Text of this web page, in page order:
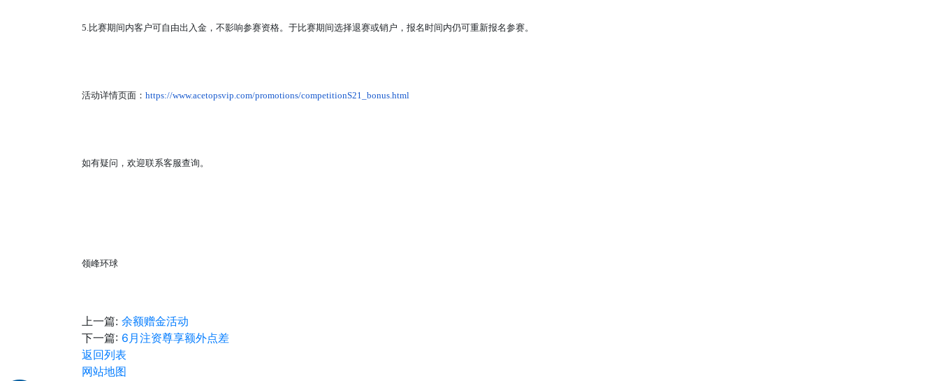
5.比赛期间内客户可自由出入金，不影响参赛资格。于比赛期间选择退赛或销户，报名时间内仍可重新报名参赛。
活动详情页面： https://www.acetopsvip.com/promotions/competitionS21_bonus.html
如有疑问，欢迎联系客服查询。
领峰环球
上一篇: 余额赠金活动
下一篇: 6月注资尊享额外点差
返回列表
网站地图